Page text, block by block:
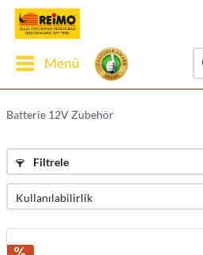
Menü
Batterie 12V Zubehör
Filtrele